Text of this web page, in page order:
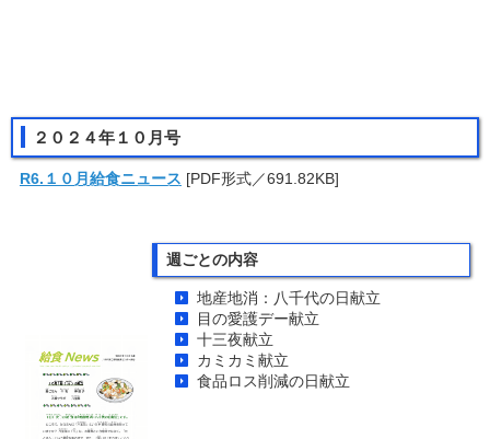
２０２４年１０月号
R6.１０月給食ニュース [PDF形式／691.82KB]
週ごとの内容
地産地消：八千代の日献立
目の愛護デー献立
十三夜献立
カミカミ献立
食品ロス削減の日献立